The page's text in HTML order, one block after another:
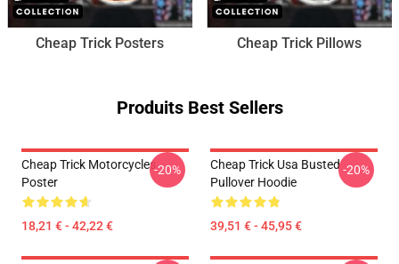
Cheap Trick Posters Cheap Trick Pillows
Produits Best Sellers
Cheap Trick Motorcycles
Poster
18,21 € - 42,22 €
-20%
Cheap Trick Usa Busted
Pullover Hoodie
39,51 € - 45,95 €
-20%